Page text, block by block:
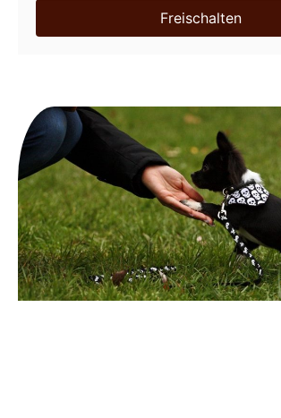
Freischalten